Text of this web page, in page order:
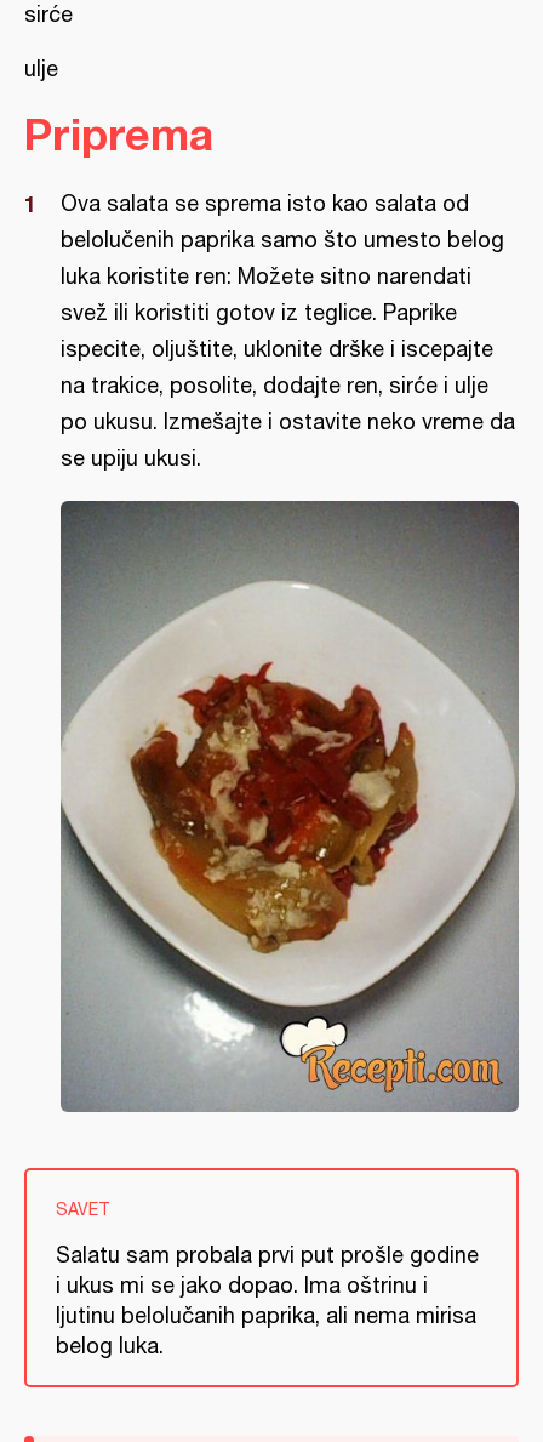
sirće
ulje
Priprema
Ova salata se sprema isto kao salata od
belolučenih paprika samo što umesto belog
luka koristite ren: Možete sitno narendati
svež ili koristiti gotov iz teglice. Paprike
ispecite, oljuštite, uklonite drške i iscepajte
na trakice, posolite, dodajte ren, sirće i ulje
po ukusu. Izmešajte i ostavite neko vreme da
se upiju ukusi.
SAVET
Salatu sam probala prvi put prošle godine
i ukus mi se jako dopao. Ima oštrinu i
ljutinu belolučanih paprika, ali nema mirisa
belog luka.